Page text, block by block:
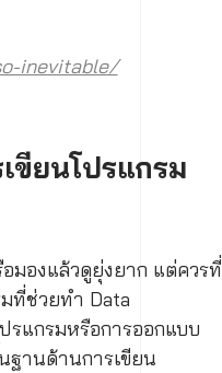
inevitable/
ขียนโปรแกรม
มองแล้วดูยุ่งยาก แต่ควรที่
ที่ช่วยทำ Data
รแกรมหรือการออกแบบ
านด้านการเขียน